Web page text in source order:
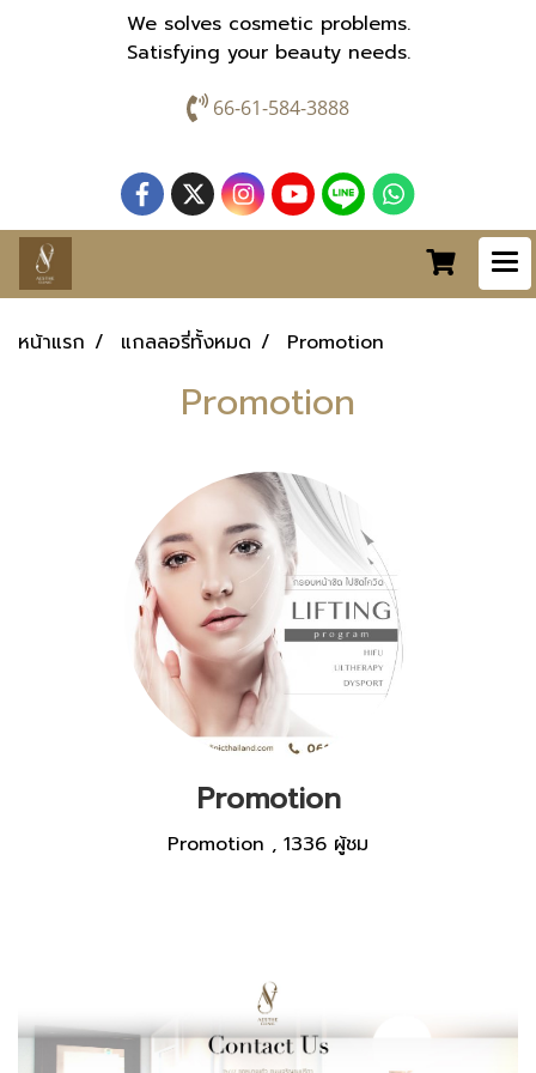
We solves cosmetic problems.
Satisfying your beauty needs.
66-61-584-3888
หน้าแรก แกลลอรี่ทั้งหมด Promotion
Promotion
Promotion
Promotion , 1336 ผู้ชม